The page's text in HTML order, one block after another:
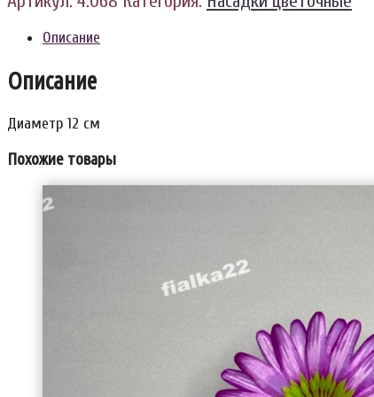
Описание
Описание
Диаметр 12 см
Похожие товары